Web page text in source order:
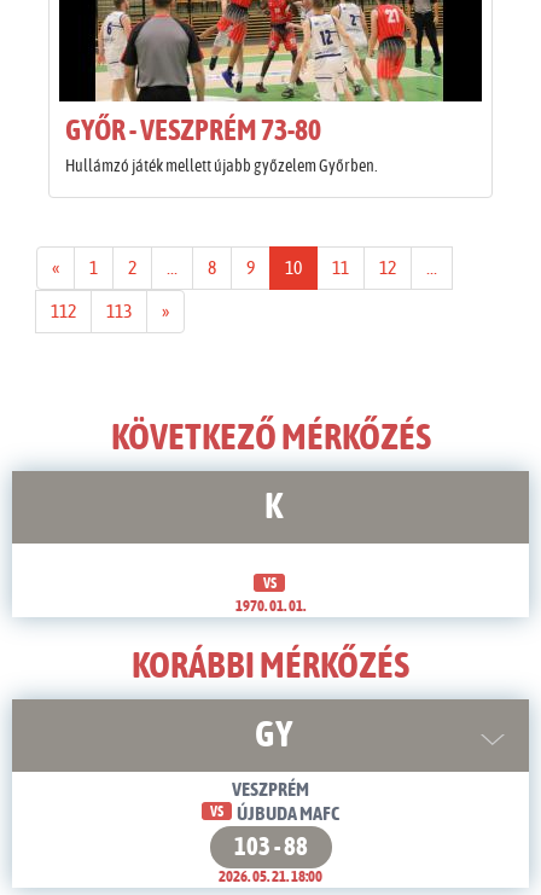
GYŐR - VESZPRÉM 73-80
Hullámzó játék mellett újabb győzelem Győrben.
« 1 2 8 9 10 11 12
112 113 »
KÖVETKEZŐ MÉRKŐZÉS
K
VS
1970. 01. 01.
KORÁBBI MÉRKŐZÉS
GY
VESZPRÉM
VS ÚJBUDA MAFC
103 - 88
2026. 05. 21. 18:00